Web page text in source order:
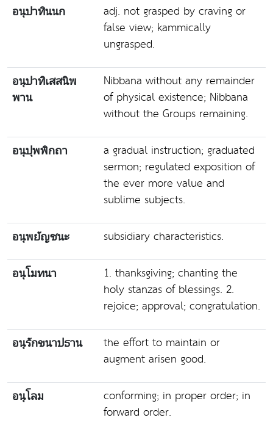
อนุปาทินนก
adj. not grasped by craving or
false view; kammically
ungrasped.
อนุปาทิเสสนิพ
พาน
Nibbana without any remainder
of physical existence; Nibbana
without the Groups remaining.
อนุปุพพิกถา
a gradual instruction; graduated
sermon; regulated exposition of
the ever more value and
sublime subjects.
อนุพยัญชนะ subsidiary characteristics.
อนุโมทนา
1. thanksgiving; chanting the
holy stanzas of blessings. 2.
rejoice; approval; congratulation.
อนุรักขนาปธาน
the effort to maintain or
augment arisen good.
อนุโลม
conforming; in proper order; in
forward order.